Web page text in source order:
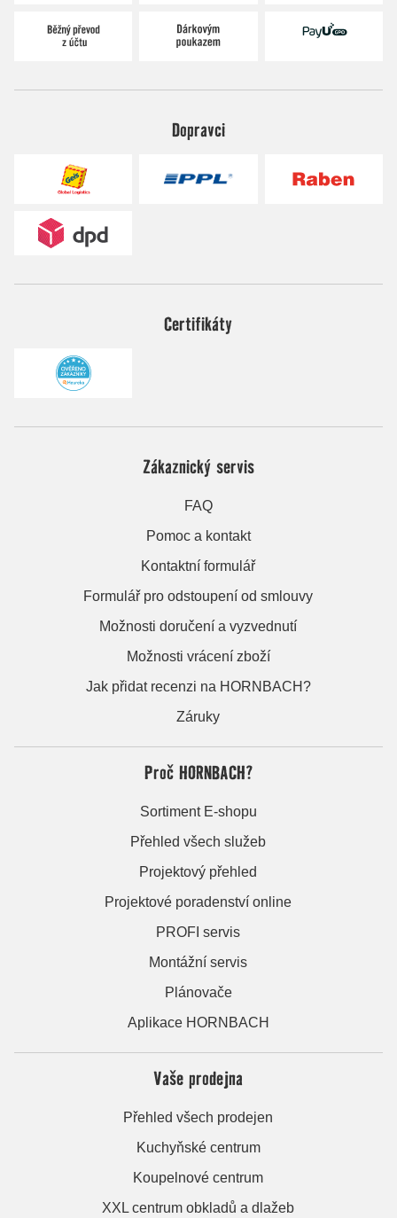
Dopravci
Certifikáty
Zákaznický servis
FAQ
Pomoc a kontakt
Kontaktní formulář
Formulář pro odstoupení od smlouvy
Možnosti doručení a vyzvednutí
Možnosti vrácení zboží
Jak přidat recenzi na HORNBACH?
Záruky
Proč HORNBACH?
Sortiment E-shopu
Přehled všech služeb
Projektový přehled
Projektové poradenství online
PROFI servis
Montážní servis
Plánovače
Aplikace HORNBACH
Vaše prodejna
Přehled všech prodejen
Kuchyňské centrum
Koupelnové centrum
XXL centrum obkladů a dlažeb